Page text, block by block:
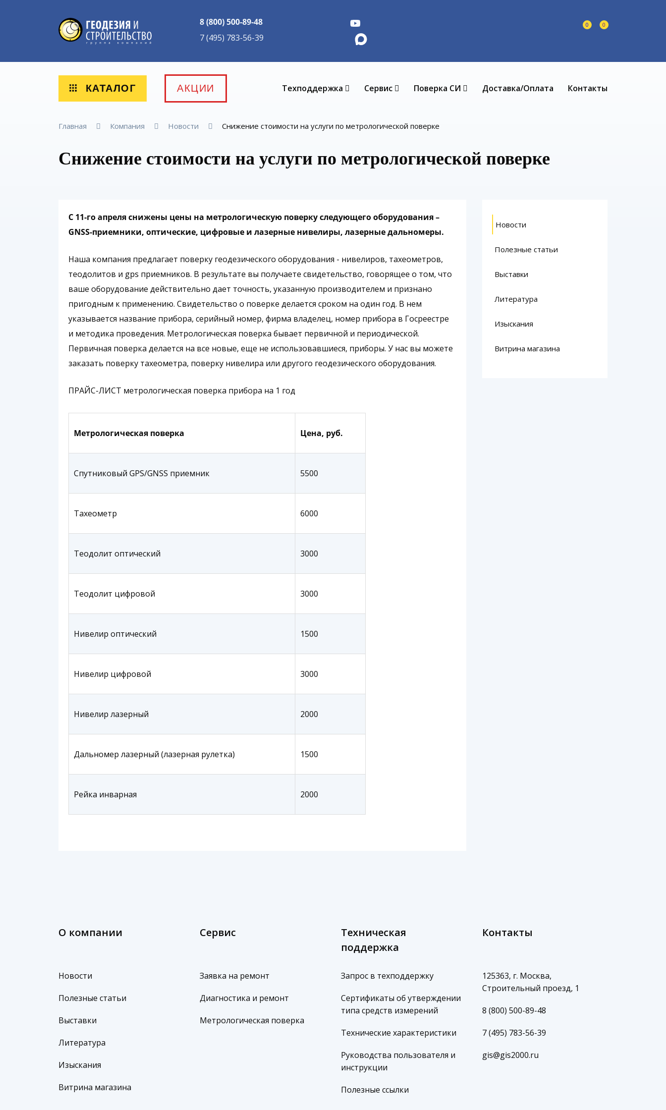
8 (800) 500-89-48
7 (495) 783-56-39
0 0
КАТАЛОГ АКЦИИ Техподдержка Сервис Поверка СИ Доставка/Оплата Контакты
Главная Компания Новости Снижение стоимости на услуги по метрологической поверке
Снижение стоимости на услуги по метрологической поверке
С 11-го апреля снижены цены на метрологическую поверку следующего оборудования –
GNSS-приемники, оптические, цифровые и лазерные нивелиры, лазерные дальномеры.
Наша компания предлагает поверку геодезического оборудования - нивелиров, тахеометров,
теодолитов и gps приемников. В результате вы получаете свидетельство, говорящее о том, что
ваше оборудование действительно дает точность, указанную производителем и признано
пригодным к применению. Свидетельство о поверке делается сроком на один год. В нем
указывается название прибора, серийный номер, фирма владелец, номер прибора в Госреестре
и методика проведения. Метрологическая поверка бывает первичной и периодической.
Первичная поверка делается на все новые, еще не использовавшиеся, приборы. У нас вы можете
заказать поверку тахеометра, поверку нивелира или другого геодезического оборудования.
ПРАЙС-ЛИСТ метрологическая поверка прибора на 1 год
Метрологическая поверка Цена, руб.
Спутниковый GPS/GNSS приемник 5500
Тахеометр 6000
Теодолит оптический 3000
Теодолит цифровой 3000
Нивелир оптический 1500
Нивелир цифровой 3000
Нивелир лазерный 2000
Дальномер лазерный (лазерная рулетка) 1500
Рейка инварная 2000
Новости
Полезные статьи
Выставки
Литература
Изыскания
Витрина магазина
О компании
Новости
Полезные статьи
Выставки
Литература
Изыскания
Витрина магазина
Сервис
Заявка на ремонт
Диагностика и ремонт
Метрологическая поверка
Техническая
поддержка
Запрос в техподдержку
Сертификаты об утверждении
типа средств измерений
Технические характеристики
Руководства пользователя и
инструкции
Полезные ссылки
Контакты
125363, г. Москва,
Строительный проезд, 1
8 (800) 500-89-48
7 (495) 783-56-39
gis@gis2000.ru